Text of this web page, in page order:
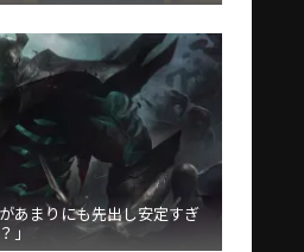
あまりにも先出し安定すぎ
」